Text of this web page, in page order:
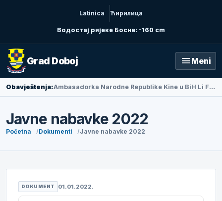
Latinica Ћирилица
Водостај ријеке Босне: -160 cm
Grad Doboj menu Meni
Obavještenja: Ambasadorka Narodne Republike Kine u BiH Li Fan posjetila Doboj
Javne nabavke 2022
Početna Dokumenti Javne nabavke 2022
DOKUMENT 01.01.2022.